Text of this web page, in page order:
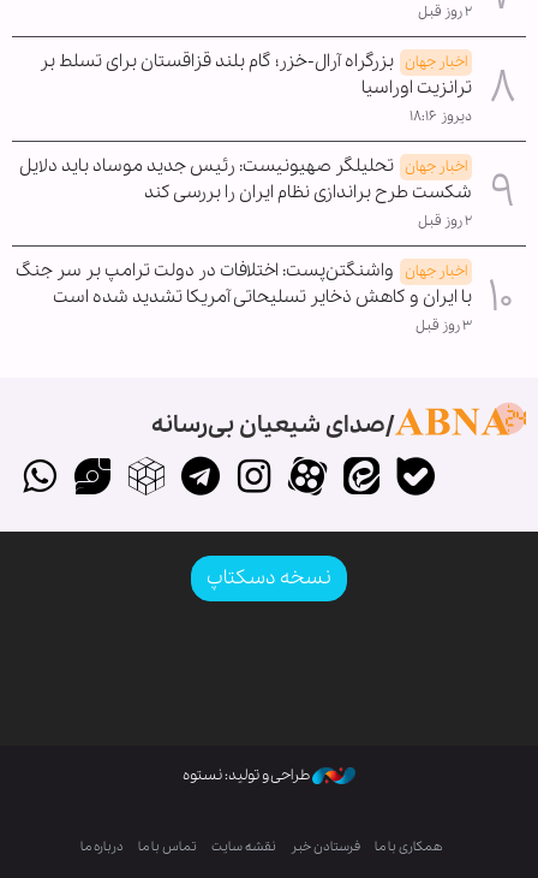
۲ روز قبل
اخبار جهان بزرگراه آرال-خزر؛ گام بلند قزاقستان برای تسلط بر
ترانزیت اوراسیا
دیروز ۱۸:۱۶
اخبار جهان تحلیلگر صهیونیست: رئیس جدید موساد باید دلایل
شکست طرح براندازی نظام ایران را بررسی کند
۲ روز قبل
اخبار جهان واشنگتن‌پست: اختلافات در دولت ترامپ بر سر جنگ
با ایران و کاهش ذخایر تسلیحاتی آمریکا تشدید شده است
۳ روز قبل
صدای شیعیان بی‌رسانه
نسخه دسکتاپ
طراحی و تولید: نستوه
همکاری با ما فرستادن خبر نقشه سایت تماس با ما درباره ما